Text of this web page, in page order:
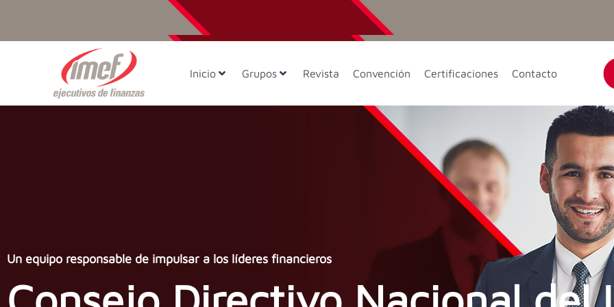
Inicio Grupos Revista Convención Certificaciones Contacto
Un equipo responsable de impulsar a los líderes financieros